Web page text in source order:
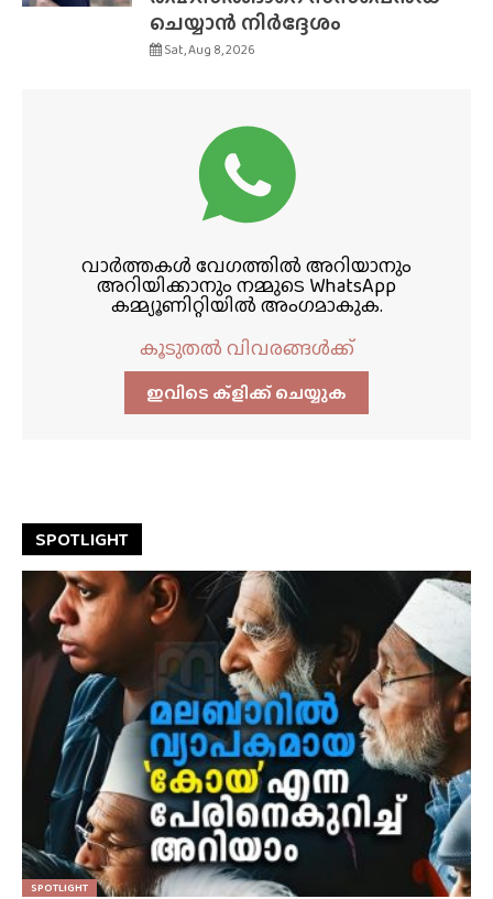
ചെയ്യാൻ നിർദ്ദേശം
Sat, Aug 8, 2026
വാർത്തകൾ വേഗത്തിൽ അറിയാനും
അറിയിക്കാനും നമ്മുടെ WhatsApp
കമ്മ്യൂണിറ്റിയിൽ അംഗമാകുക.
കൂടുതൽ വിവരങ്ങൾക്ക്
ഇവിടെ ക്ളിക്ക്‌ ചെയ്യുക
SPOTLIGHT
SPOTLIGHT